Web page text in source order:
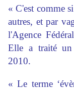
« C'est comme
autres, et par
l'Agence
Elle a traité un
2010.
« Le terme